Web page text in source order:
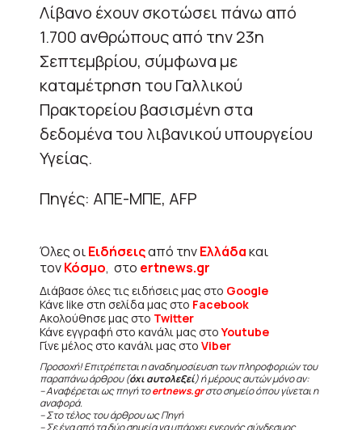
Λίβανο έχουν σκοτώσει πάνω από
1.700 ανθρώπους από την 23η
Σεπτεμβρίου, σύμφωνα με
καταμέτρηση του Γαλλικού
Πρακτορείου βασισμένη στα
δεδομένα του λιβανικού υπουργείου
Υγείας.
Πηγές: ΑΠΕ-ΜΠΕ, AFP
Όλες οιΕιδήσειςαπό τηνΕλλάδακαι
τονΚόσμο, στο ertnews.gr
Διάβασε όλες τις ειδήσεις μας στο Google
Κάνε like στη σελίδα μας στο Facebook
Ακολούθησε μας στο Twitter
Κάνε εγγραφή στο κανάλι μας στοYoutube
Γίνε μέλος στο κανάλι μας στο Viber
Προσοχή! Επιτρέπεται η αναδημοσίευση των πληροφοριών του
παραπάνω άρθρου (όχι αυτολεξεί) ή μέρους αυτών μόνο αν:
– Αναφέρεται ως πηγή τοertnews.grστο σημείο όπου γίνεται η
αναφορά.
– Στο τέλος του άρθρου ως Πηγή
– Σε ένα από τα δύο σημεία να υπάρχει ενεργός σύνδεσμος